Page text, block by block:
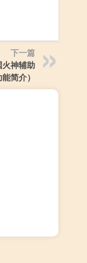
下一篇
神辅助
简介）